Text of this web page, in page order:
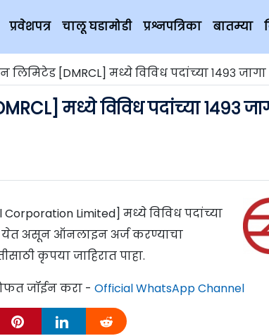
प्रवेशपत्र चालू घडामोडी प्रश्नपत्रिका बातम्या
लिमिटेड [DMRCL] मध्ये विविध पदांच्या १४९३ जागा
मध्ये विविध पदांच्या १४९३
Corporation Limited] मध्ये विविध पदांच्या
येत असून ऑनलाइन अर्ज करण्याचा
कृपया जाहिरात पाहा.
जॉईन करा - Official WhatsApp Channel